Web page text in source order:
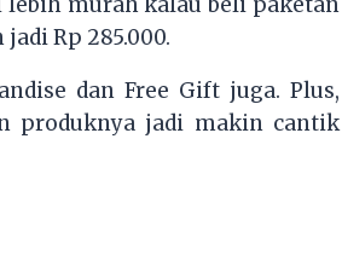
Rp 285.000.
dan Free Gift juga. Plus,
produknya jadi makin cantik